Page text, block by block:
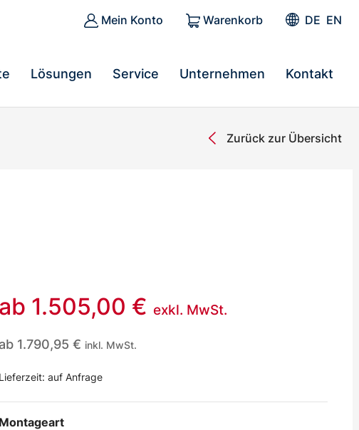
Mein Konto Warenkorb DE EN
Lösungen Service Unternehmen Kontakt
Zurück zur Übersicht
ab 1.505,00 € exkl. MwSt.
ab 1.790,95 € inkl. MwSt.
Lieferzeit: auf Anfrage
Montageart